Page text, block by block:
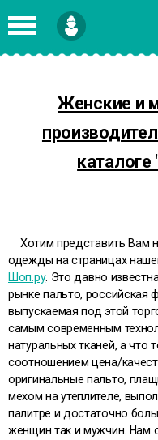
Войти
Женские и
Хотим представить Вам
одежды на страницах
Шоп.ру. Это давно
рынке пальто, российская
выпускаемая под этой
самым современным
натуральных тканей, а
соотношением цена/
оригинальные пальто,
мехом на утеплителе,
палитре и достаточно
женщин так и мужчин Нам